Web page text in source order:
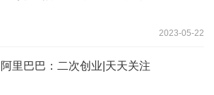
2023-05-22
阿里巴巴：二次创业|天天关注